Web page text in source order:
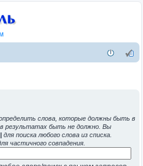
слова, которые должны быть в
результатах быть не должно. Вы
| для поиска любого слова из списка.
частичного совпадения.